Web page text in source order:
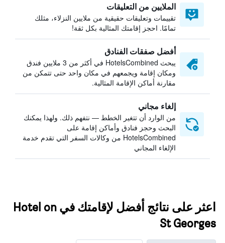
الملايين من التعليقات
تقييمات وتعليقات حقيقية من ملايين النزلاء، مثلك
تمامًا. احجز إقامتك المثالية بكل ثقة!
أفضل صفقات الفنادق
يبحث HotelsCombined في أكثر من 3 ملايين فندق
ومكان إقامة ويجمعهم في مكان واحد حتى تتمكن من
مقارنة أماكن الإقامة المثالية.
إلغاء مجاني
من الوارد أن تتغير الخطط — نتفهم ذلك. ولهذا يمكنك
البحث وحجز فنادق وأماكن إقامة على
HotelsCombined من وكالات السفر التي تقدم خدمة
الإلغاء المجاني
اعثر على نتائج أفضل لإقامتك في Hotel on
St Georges